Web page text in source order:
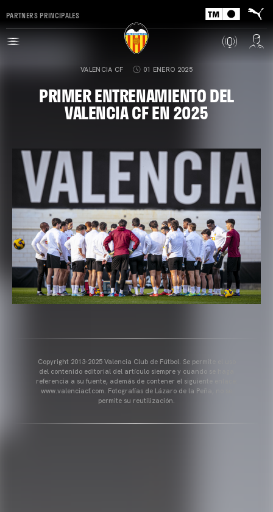
PARTNERS PRINCIPALES
VALENCIA CF 01 ENERO 2025
PRIMER ENTRENAMIENTO DEL
VALENCIA CF EN 2025
Copyright 2013-2025 Valencia Club de Fútbol. Se permite el uso
del contenido editorial del artículo siempre y cuando se haga
referencia a su fuente, además de contener el siguiente enlace:
www.valenciacf.com. Fotografías de Lázaro de la Peña, no se
permite su reutilización.